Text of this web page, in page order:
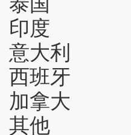
印度
意大利
西班牙
加拿大
其他